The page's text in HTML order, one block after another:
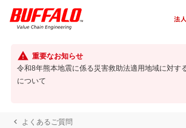
重要なお知らせ
令和8年熊本地震に係る災害救助法適用地域に対す
について
よくあるご質問